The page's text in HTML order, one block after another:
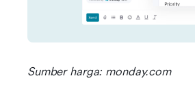
Sumber harga: monday.com